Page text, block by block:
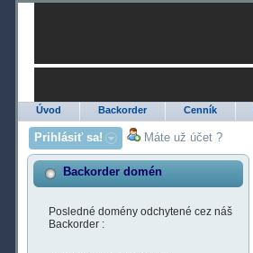
Úvod Backorder Cenník
Prihlásiť sa! Máte už účet ?
Backorder domén
Posledné domény odchytené cez náš
Backorder :